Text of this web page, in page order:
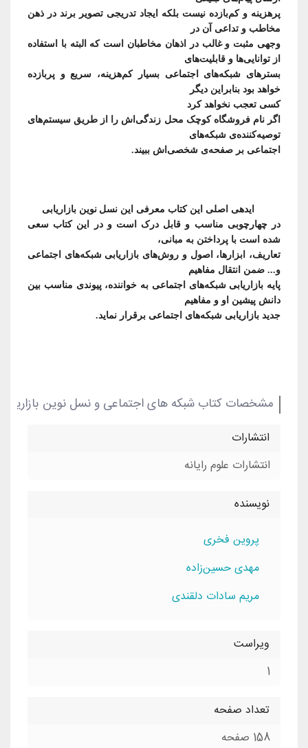
پرهزینه و کم‌بازده نیست بلکه ایجاد تدریجی تصویر برند در ذهن
وجهی مثبت و غالب در اذهان مخاطبان است که البته با استفاده
بسترهای شبکه‌های اجتماعی بسیار کم‌هزینه، سریع و پربازده
کسی
اگر نام فروشگاه کوچک محل زندگی‌اش را از طریق سیستم‌های
توصیه‌کننده‌ی
اجتماعی بر صفحه‌ی شخصی‌اش ببیند.
ایده­ی اصلی این کتاب معرفی این نسل
در چهارچوبی مناسب و قابل ‌درک است و در این کتاب سعی
تعاریف، ابزارها، اصول و روش‌های بازاریابی شبکه‌های اجتماعی
پایه بازاریابی شبکه‌های اجتماعی به خواننده، پیوندی مناسب بین
جدید بازاریابی شبکه‌های اجتماعی برقرار نماید.
مشخصات کتاب شبکه های اجتماعی و نسل نوین بازاریابی
انتشارات
انتشارات علوم رایانه
نویسنده
پروين فخری
مهدی حسين‌زاده
مريم سادات دلقندی
ویراست
1
تعداد صفحه
158 صفحه